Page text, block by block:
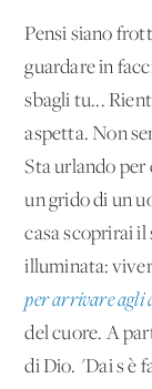
Pensi siano
guardare in
sbagli tu...
aspetta. Non
Sta urlando per
un grido di un
casa scoprirai
illuminata:
per arrivare agli
del cuore. A
di Dio. "Dai s'è